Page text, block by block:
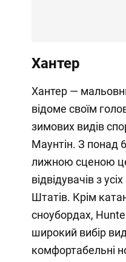
Хантер
Хантер —
відоме своїм
зимових видів
Маунтін. З понад
лижною сценою
відвідувачів з
Штатів. Крім
сноубордах,
широкий вибір
комфортабельні